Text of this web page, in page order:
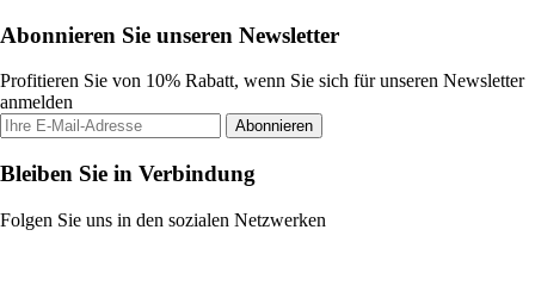
Abonnieren Sie unseren Newsletter
Profitieren Sie von 10% Rabatt, wenn Sie sich für unseren Newsletter
anmelden
Abonnieren
Bleiben Sie in Verbindung
Folgen Sie uns in den sozialen Netzwerken